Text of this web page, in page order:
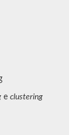
eclustering